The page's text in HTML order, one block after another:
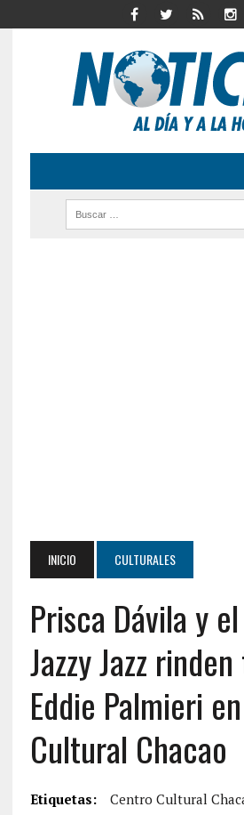
INICIO CULTURALES
Prisca Dávila y
Jazzy Jazz
Eddie Palmieri
Cultural Chacao
Etiquetas:
Centro Cultural